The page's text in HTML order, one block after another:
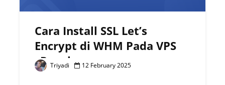
Cara Install SSL Let’s
Encrypt di WHM Pada VPS
cPanel
Triyadi 12 February 2025